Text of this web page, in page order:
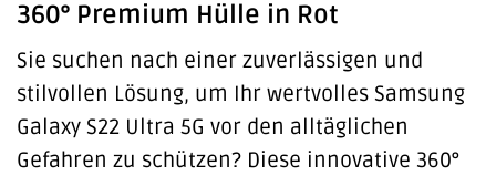
360° Premium Hülle in Rot
Sie suchen nach einer zuverlässigen und
stilvollen Lösung, um Ihr wertvolles Samsung
Galaxy S22 Ultra 5G vor den alltäglichen
Gefahren zu schützen? Diese innovative 360°